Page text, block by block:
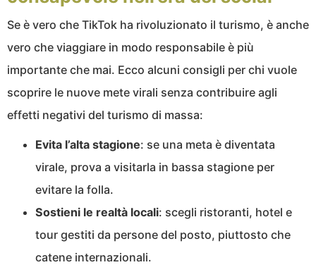
Se è vero che TikTok ha rivoluzionato il turismo, è anche
vero che viaggiare in modo responsabile è più
importante che mai. Ecco alcuni consigli per chi vuole
scoprire le nuove mete virali senza contribuire agli
effetti negativi del turismo di massa:
Evita l’alta stagione: se una meta è diventata
virale, prova a visitarla in bassa stagione per
evitare la folla.
Sostieni le realtà locali: scegli ristoranti, hotel e
tour gestiti da persone del posto, piuttosto che
catene internazionali.